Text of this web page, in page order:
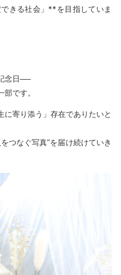
きる社会」**を目指していま
念日──
です。
寄り添う」存在でありたいと
つなぐ写真”を届け続けていき